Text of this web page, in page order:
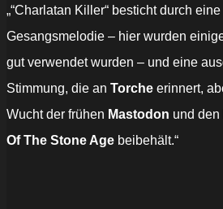
„“Charlatan Killer“ besticht durch
Gesangsmelodie – hier wurden
gut verwendet wurden – und eine
Stimmung, die an Torche erinnert,
Wucht der frühen Mastodon und
Of The Stone Age beibehält.“